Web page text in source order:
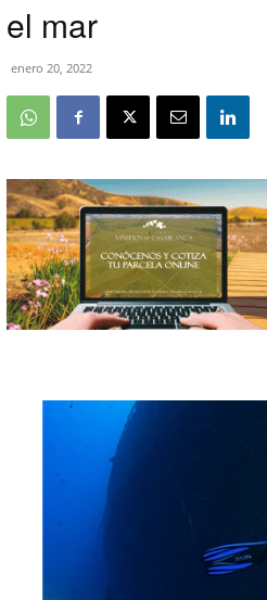
el mar
enero 20, 2022